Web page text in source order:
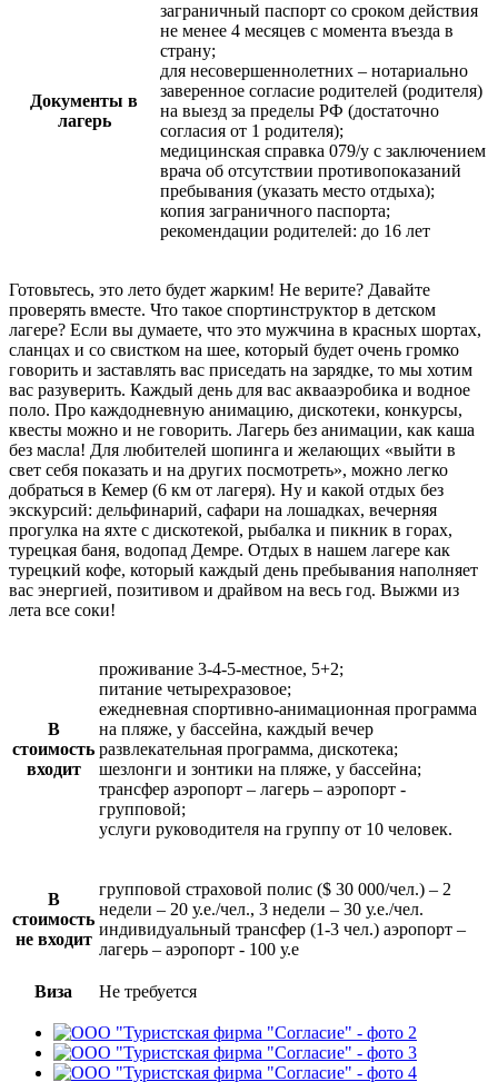
Документы в
лагерь
заграничный паспорт со сроком действия
не менее 4 месяцев с момента въезда в
страну;
для несовершеннолетних – нотариально
заверенное согласие родителей (родителя)
на выезд за пределы РФ (достаточно
согласия от 1 родителя);
медицинская справка 079/у с заключением
врача об отсутствии противопоказаний
пребывания (указать место отдыха);
копия заграничного паспорта;
рекомендации родителей: до 16 лет
Готовьтесь, это лето будет жарким! Не верите? Давайте
проверять вместе. Что такое спортинструктор в детском
лагере? Если вы думаете, что это мужчина в красных шортах,
сланцах и со свистком на шее, который будет очень громко
говорить и заставлять вас приседать на зарядке, то мы хотим
вас разуверить. Каждый день для вас аквааэробика и водное
поло. Про каждодневную анимацию, дискотеки, конкурсы,
квесты можно и не говорить. Лагерь без анимации, как каша
без масла! Для любителей шопинга и желающих «выйти в
свет себя показать и на других посмотреть», можно легко
добраться в Кемер (6 км от лагеря). Ну и какой отдых без
экскурсий: дельфинарий, сафари на лошадках, вечерняя
прогулка на яхте с дискотекой, рыбалка и пикник в горах,
турецкая баня, водопад Демре. Отдых в нашем лагере как
турецкий кофе, который каждый день пребывания наполняет
вас энергией, позитивом и драйвом на весь год. Выжми из
лета все соки!
В
стоимость
входит
проживание 3-4-5-местное, 5+2;
питание четырехразовое;
ежедневная спортивно-анимационная программа
на пляже, у бассейна, каждый вечер
развлекательная программа, дискотека;
шезлонги и зонтики на пляже, у бассейна;
трансфер аэропорт – лагерь – аэропорт -
групповой;
услуги руководителя на группу от 10 человек.
В
стоимость
не входит
групповой страховой полис ($ 30 000/чел.) – 2
недели – 20 у.е./чел., 3 недели – 30 у.е./чел.
индивидуальный трансфер (1-3 чел.) аэропорт –
лагерь – аэропорт - 100 у.е
Виза Не требуется